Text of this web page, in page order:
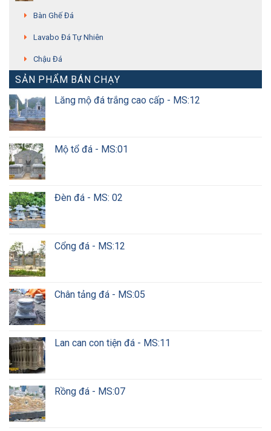
Bàn Ghế Đá
Lavabo Đá Tự Nhiên
Chậu Đá
SẢN PHẨM BÁN CHẠY
Lăng mộ đá trắng cao cấp - MS:12
Mộ tổ đá - MS:01
Đèn đá - MS: 02
Cổng đá - MS:12
Chân tảng đá - MS:05
Lan can con tiện đá - MS:11
Rồng đá - MS:07